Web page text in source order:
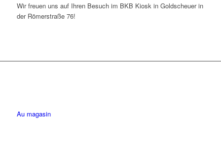
Wir freuen uns auf Ihren Besuch im BKB Kiosk in Goldscheuer in
der Römerstraße 76!
Au magasin